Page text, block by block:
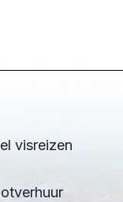
visreizen